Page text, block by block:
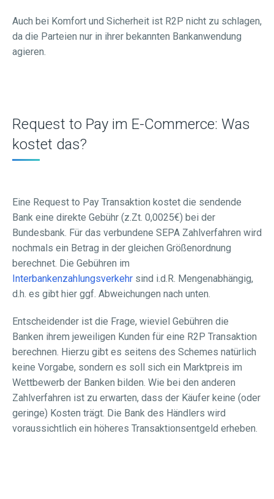
Auch bei Komfort und Sicherheit ist R2P nicht zu schlagen,
da die Parteien nur in ihrer bekannten Bankanwendung
agieren.
Request to Pay im E-Commerce: Was
kostet das?
Eine Request to Pay Transaktion kostet die sendende
Bank eine direkte Gebühr (z.Zt. 0,0025€) bei der
Bundesbank. Für das verbundene SEPA Zahlverfahren wird
nochmals ein Betrag in der gleichen Größenordnung
berechnet. Die Gebühren im
Interbankenzahlungsverkehr sind i.d.R. Mengenabhängig,
d.h. es gibt hier ggf. Abweichungen nach unten.
Entscheidender ist die Frage, wieviel Gebühren die
Banken ihrem jeweiligen Kunden für eine R2P Transaktion
berechnen. Hierzu gibt es seitens des Schemes natürlich
keine Vorgabe, sondern es soll sich ein Marktpreis im
Wettbewerb der Banken bilden. Wie bei den anderen
Zahlverfahren ist zu erwarten, dass der Käufer keine (oder
geringe) Kosten trägt. Die Bank des Händlers wird
voraussichtlich ein höheres Transaktionsentgeld erheben.